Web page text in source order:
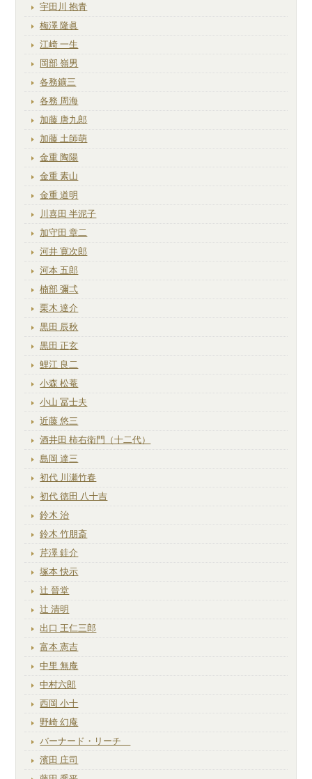
宇田川 抱青
梅澤 隆眞
江崎 一生
岡部 嶺男
各務鑛三
各務 周海
加藤 唐九郎
加藤 土師萌
金重 陶陽
金重 素山
金重 道明
川喜田 半泥子
加守田 章二
河井 寛次郎
河本 五郎
楠部 彌弌
栗木 達介
黒田 辰秋
黒田 正玄
鯉江 良二
小森 松菴
小山 冨士夫
近藤 悠三
酒井田 柿右衛門（十二代）
島岡 達三
初代 川瀬竹春
初代 徳田 八十吉
鈴木 治
鈴木 竹朋斎
芹澤 銈介
塚本 快示
辻 晉堂
辻 清明
出口 王仁三郎
富本 憲吉
中里 無庵
中村六郎
西岡 小十
野崎 幻庵
バーナード・リーチ
濱田 庄司